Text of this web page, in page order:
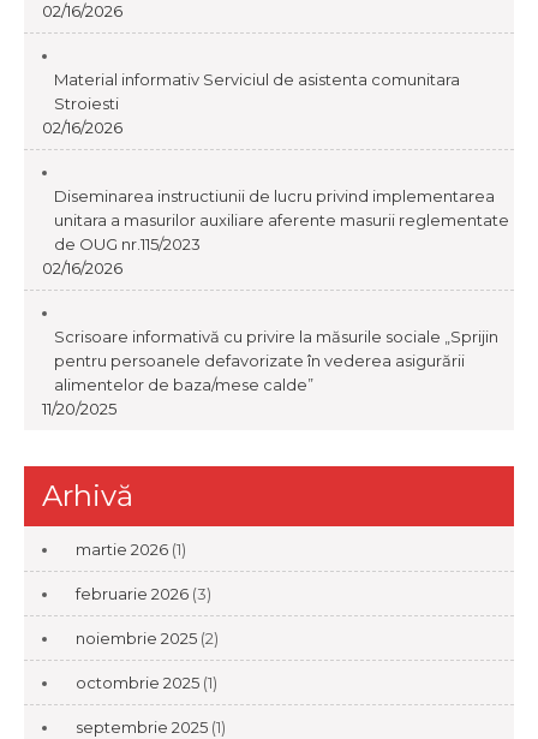
02/16/2026
Material informativ Serviciul de asistenta comunitara
Stroiesti
02/16/2026
Diseminarea instructiunii de lucru privind implementarea
unitara a masurilor auxiliare aferente masurii reglementate
de OUG nr.115/2023
02/16/2026
Scrisoare informativă cu privire la măsurile sociale „Sprijin
pentru persoanele defavorizate în vederea asigurării
alimentelor de baza/mese calde”
11/20/2025
Arhivă
martie 2026 (1)
februarie 2026 (3)
noiembrie 2025 (2)
octombrie 2025 (1)
septembrie 2025 (1)